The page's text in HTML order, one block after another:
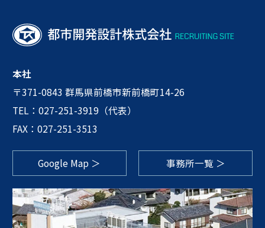
本社
〒371-0843 群馬県前橋市新前橋町14-26
TEL： 027-251-3919（代表）
FAX：027-251-3513
Google Map ＞ 事務所一覧 ＞